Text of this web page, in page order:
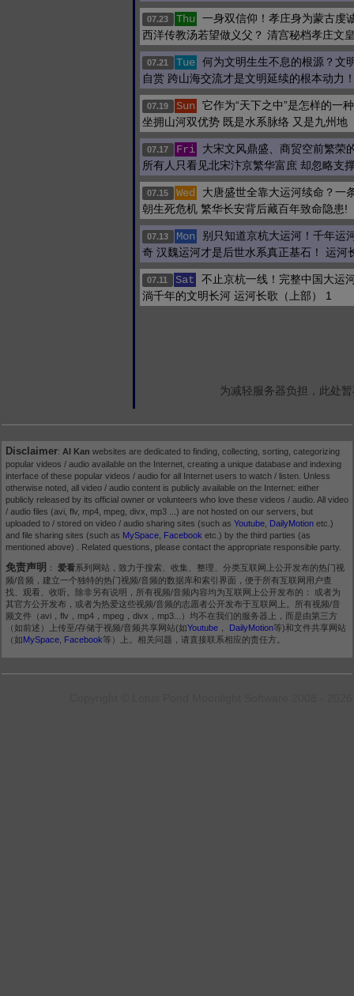
07.23 Thu
一身双信仰！孝庄身为蒙古虔
西洋传教汤若望做义父？ 清宫秘档孝庄文
07.21 Tue 何为文明生生不息的根源？文
自赏 跨山海交流才是文明延续的根本动力
07.19 Sun
它作为“天下之中”是怎样的一
坐拥山河双优势 既是水系脉络 又是九州地
07.17 Fri
大宋文风鼎盛、商贸空前繁荣
所有人只看见北宋汴京繁华富庶 却忽略支
07.15 Wed
大唐盛世全靠大运河续命？一
朝生死危机 繁华长安背后藏百年致命隐患!
07.13 Mon
别只知道京杭大运河！千年运
奇 汉魏运河才是后世水系真正基石！ 运河
07.11 Sat
不止京杭一线！完整中国大运
淌千年的文明长河 运河长歌（上部） 1
为减轻服务器负担，此处
Disclaimer: AI Kan websites are dedicated to finding, collecting, sorting, categorizing
popular videos / audio available on the Internet, creating a unique database and indexing
interface of these popular videos / audio for all Internet users to watch / listen. Unless
otherwise noted, all video / audio content is publicly available on the Internet: either
publicly released by its official owner or volunteers who love these videos / audio. All video
/ audio files (avi, flv, mp4, mpeg, divx, mp3 ...) are not hosted on our servers, but
uploaded to / stored on video / audio sharing sites (such as Youtube DailyMotion etc.)
and file sharing sites (such as MySpace Facebook etc.) by the third parties (as
mentioned above) . Related questions, please contact the appropriate responsible party.
免责声明 ： 爱看系列网站，致力于搜索、收集、整理、分类互联网上公开发布的热门视
频/音频，建立一个独特的热门视频/音频的数据库和索引界面，便于所有互联网用户查
找、观看、收听。除非另有说明，所有视频/音频内容均为互联网上公开发布的： 或者为
其官方公开发布，或者为热爱这些视频/音频的志愿者公开发布于互联网上。所有视频/音
频文件（avi，flv，mp4，mpeg，divx，mp3...）均不在我们的服务器上，而是由第三方
（如前述）上传至/存储于视频/音频共享网站(如Youtube DailyMotion等)和文件共享网站
（如MySpace Facebook等）上。相关问题，请直接联系相应的责任方。